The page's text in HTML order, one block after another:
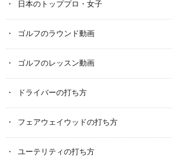
日本のトッププロ・女子
ゴルフのラウンド動画
ゴルフのレッスン動画
ドライバーの打ち方
フェアウェイウッドの打ち方
ユーテリティの打ち方